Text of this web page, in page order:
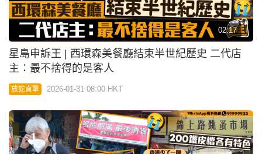
星島申訴王｜錦上路鐵皮屋跳蚤市場1月底結束 市民
趕末班車尋寶：香港又少一個特色地方
放蛇直擊 2026-01-27 07:45 HKT